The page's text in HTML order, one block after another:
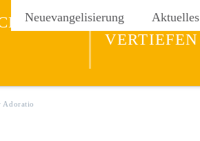
Neuevangelisierung Aktuelles
GLAUBEN
VERTIEFEN
Adoratio